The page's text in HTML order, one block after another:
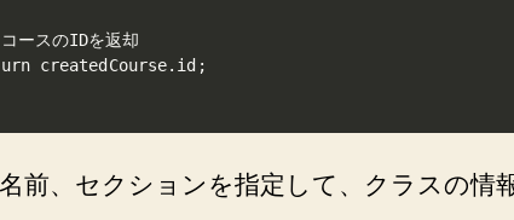
ースのIDを返却
createdCourse.id;
前、セクションを指定して、クラスの情